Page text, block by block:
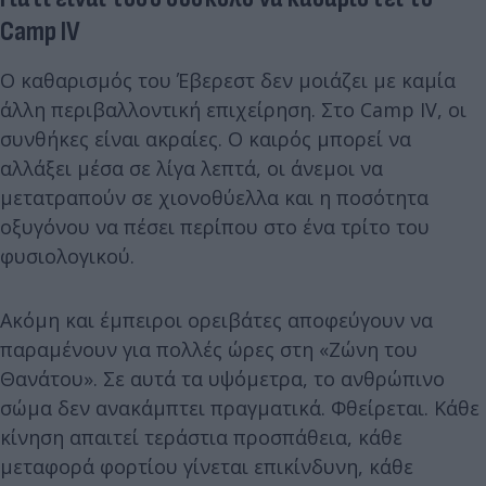
Camp IV
Ο καθαρισμός του Έβερεστ δεν μοιάζει με καμία
άλλη περιβαλλοντική επιχείρηση. Στο Camp IV, οι
συνθήκες είναι ακραίες. Ο καιρός μπορεί να
αλλάξει μέσα σε λίγα λεπτά, οι άνεμοι να
μετατραπούν σε χιονοθύελλα και η ποσότητα
οξυγόνου να πέσει περίπου στο ένα τρίτο του
φυσιολογικού.
Ακόμη και έμπειροι ορειβάτες αποφεύγουν να
παραμένουν για πολλές ώρες στη «Ζώνη του
Θανάτου». Σε αυτά τα υψόμετρα, το ανθρώπινο
σώμα δεν ανακάμπτει πραγματικά. Φθείρεται. Κάθε
κίνηση απαιτεί τεράστια προσπάθεια, κάθε
μεταφορά φορτίου γίνεται επικίνδυνη, κάθε